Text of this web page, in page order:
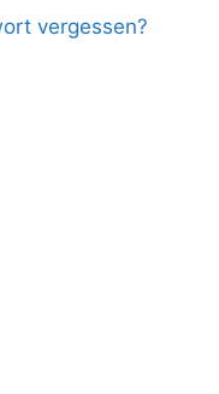
vergessen?